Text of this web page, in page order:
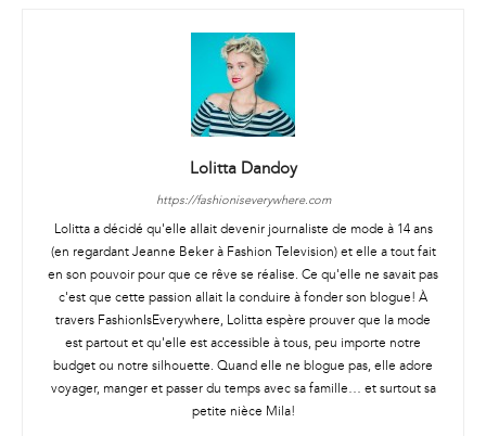
Lolitta Dandoy
https://fashioniseverywhere.com
Lolitta a décidé qu'elle allait devenir journaliste de mode à 14 ans
(en regardant Jeanne Beker à Fashion Television) et elle a tout fait
en son pouvoir pour que ce rêve se réalise. Ce qu'elle ne savait pas
c'est que cette passion allait la conduire à fonder son blogue! À
travers FashionIsEverywhere, Lolitta espère prouver que la mode
est partout et qu'elle est accessible à tous, peu importe notre
budget ou notre silhouette. Quand elle ne blogue pas, elle adore
voyager, manger et passer du temps avec sa famille… et surtout sa
petite nièce Mila!